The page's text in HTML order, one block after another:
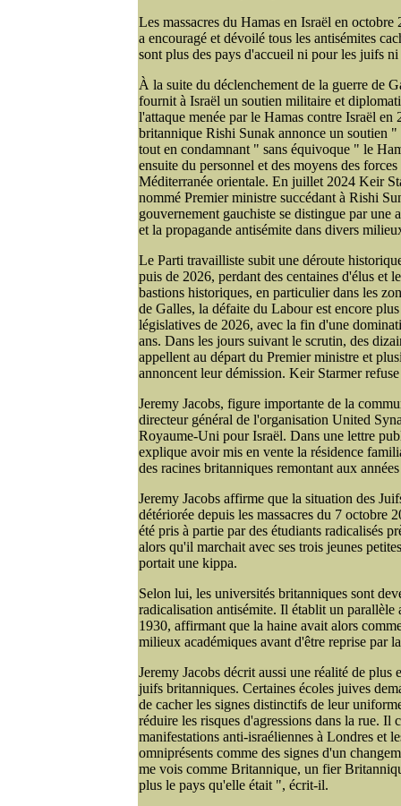
Les massacres du Hamas en Israël en
a encouragé et dévoilé tous les antisémites
sont plus des pays d'accueil ni pour les juifs
À la suite du déclenchement de la guerre de
fournit à Israël un soutien militaire et
l'attaque menée par le Hamas contre Israël en
britannique Rishi Sunak annonce un soutien
tout en condamnant " sans équivoque " le
ensuite du personnel et des moyens des
Méditerranée orientale. En juillet 2024 Keir
nommé Premier ministre succédant à Rishi
gouvernement gauchiste se distingue par une
et la propagande antisémite dans divers
Le Parti travailliste subit une déroute
puis de 2026, perdant des centaines d'élus et
bastions historiques, en particulier dans les
de Galles, la défaite du Labour est encore
législatives de 2026, avec la fin d'une
ans. Dans les jours suivant le scrutin, des
appellent au départ du Premier ministre et
annoncent leur démission. Keir Starmer
Jeremy Jacobs, figure importante de la
directeur général de l'organisation United
Royaume-Uni pour Israël. Dans une lettre
explique avoir mis en vente la résidence
des racines britanniques remontant aux
Jeremy Jacobs affirme que la situation des
détériorée depuis les massacres du 7 octobre
été pris à partie par des étudiants radicalisés
alors qu'il marchait avec ses trois jeunes
portait une kippa.
Selon lui, les universités britanniques sont
radicalisation antisémite. Il établit un parallèle
1930, affirmant que la haine avait alors
milieux académiques avant d'être reprise par
Jeremy Jacobs décrit aussi une réalité de
juifs britanniques. Certaines écoles juives
de cacher les signes distinctifs de leur
réduire les risques d'agressions dans la rue. Il
manifestations anti-israéliennes à Londres et
omniprésents comme des signes d'un
me vois comme Britannique, un fier
plus le pays qu'elle était ", écrit-il.